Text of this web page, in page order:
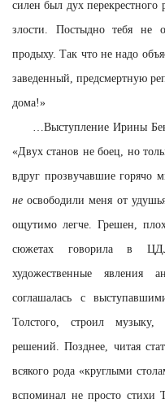
силен был дух перекрестного
злости. Постыдно тебя не
продыху. Так что не надо
заведенный, предсмертную
дома!»
…Выступление Ирины
«Двух станов не боец, но
вдруг прозвучавшие
не освободили меня от
ощутимо легче. Грешен,
сюжетах говорила в
художественные явления
соглашалась с
Толстого, строил музыку,
решений. Позднее, читая
всякого рода «круглыми
вспоминал не просто стихи